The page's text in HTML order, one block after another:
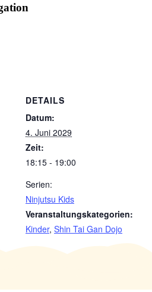
DETAILS
Datum:
4. Juni 2029
Zeit:
18:15 - 19:00
Serien:
Ninjutsu Kids
Veranstaltungskategorien:
Kinder, Shin Tai Gan Dojo